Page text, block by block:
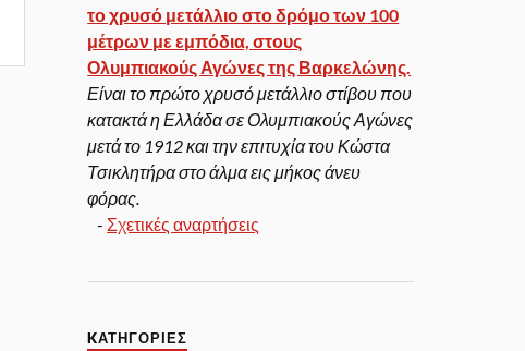
το χρυσό μετάλλιο στο δρόμο των 100
μέτρων με εμπόδια, στους
Ολυμπιακούς Αγώνες της Βαρκελώνης.
Είναι το πρώτο χρυσό μετάλλιο στίβου που
κατακτά η Ελλάδα σε Ολυμπιακούς Αγώνες
μετά το 1912 και την επιτυχία του Κώστα
Τσικλητήρα στο άλμα εις μήκος άνευ
φόρας.
- Σχετικές αναρτήσεις
KΑΤΗΓΟΡΊΕΣ